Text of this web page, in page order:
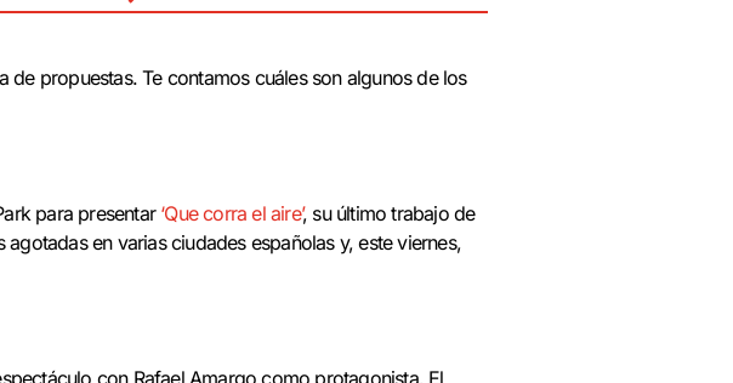
de propuestas. Te contamos cuáles son algunos de los
para presentar ‘Que corra el aire’, su último trabajo de
en varias ciudades españolas y, este viernes,
con Rafael Amargo como protagonista. El